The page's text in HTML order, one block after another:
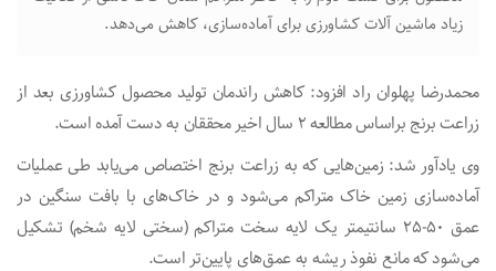
زیاد ماشین‌ آلات کشاورزی برای آماده‌سازی، کاهش می‌دهد.
محمدرضا پهلوان راد افزود: کاهش راندمان تولید محصول کشاورزی بعد از
زراعت برنج براساس مطالعه ۲ سال اخیر محققان به دست آمده است.
وی یادآور شد: زمین‌هایی که به زراعت برنج اختصاص می‌یابد طی عملیات
آماده‌سازی زمین خاک متراکم می‌شود و در خاک‌های با بافت سنگین در
عمق ۵۰-۲۵ سانتیمتر یک لایه سخت متراکم (سختی لایه شخم) تشکیل
می‌شود که مانع نفوذ ریشه به عمق‌های پایین‌تر است.